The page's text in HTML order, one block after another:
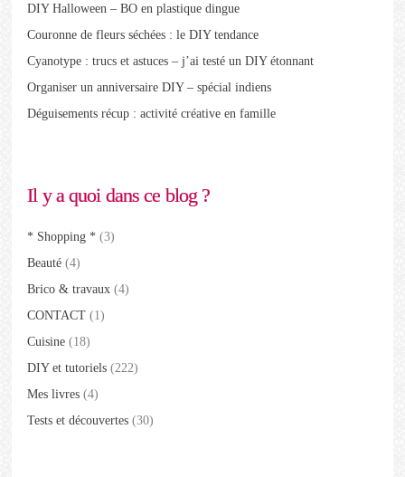
DIY Halloween – BO en plastique dingue
Couronne de fleurs séchées : le DIY tendance
Cyanotype : trucs et astuces – j’ai testé un DIY étonnant
Organiser un anniversaire DIY – spécial indiens
Déguisements récup : activité créative en famille
Il y a quoi dans ce blog ?
* Shopping * (3)
Beauté (4)
Brico & travaux (4)
CONTACT (1)
Cuisine (18)
DIY et tutoriels (222)
Mes livres (4)
Tests et découvertes (30)